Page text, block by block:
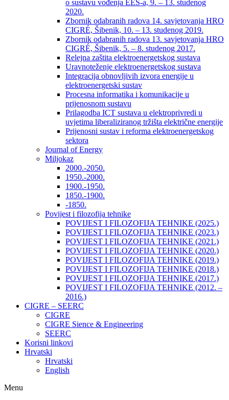
o sustavu vođenja EES-a, 9. – 13. studenog
2020.
Zbornik odabranih radova 14. savjetovanja HRO
CIGRÉ, Šibenik, 10. – 13. studenog 2019.
Zbornik odabranih radova 13. savjetovanja HRO
CIGRÉ, Šibenik, 5. – 8. studenog 2017.
Relejna zaštita elektroenergetskog sustava
Uravnoteženje elektroenergetskog sustava
Integracija obnovljivih izvora energije u
elektroenergetski sustav
Procesna informatika i komunikacije u
prijenosnom sustavu
Prilagodba ICT sustava u elektroprivredi u
uvjetima liberaliziranog tržišta električne energije
Prijenosni sustav i reforma elektroenergetskog
sektora
Journal of Energy
Miljokaz
2000.-2050.
1950.-2000.
1900.-1950.
1850.-1900.
-1850.
Povijest i filozofija tehnike
POVIJEST I FILOZOFIJA TEHNIKE (2025.)
POVIJEST I FILOZOFIJA TEHNIKE (2023.)
POVIJEST I FILOZOFIJA TEHNIKE (2021.)
POVIJEST I FILOZOFIJA TEHNIKE (2020.)
POVIJEST I FILOZOFIJA TEHNIKE (2019.)
POVIJEST I FILOZOFIJA TEHNIKE (2018.)
POVIJEST I FILOZOFIJA TEHNIKE (2017.)
POVIJEST I FILOZOFIJA TEHNIKE (2012. –
2016.)
CIGRE – SEERC
CIGRE
CIGRE Sience & Engineering
SEERC
Korisni linkovi
Hrvatski
Hrvatski
English
Menu